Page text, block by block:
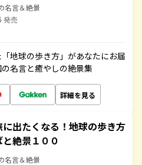
名言＆絶景
発売
地球の歩き方」があなたにお届
名言と癒やしの絶景集
詳細を見る
出たくなる！地球の歩き方
絶景１００
名言＆絶景